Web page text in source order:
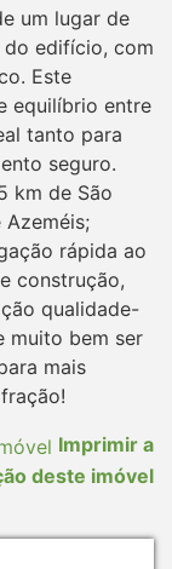
um lugar de
edifício, com
Este
equilíbrio entre
tanto para
seguro.
km de São
rápida ao
construção,
qualidade-
muito bem ser
mais
Imprimir a
deste imóvel